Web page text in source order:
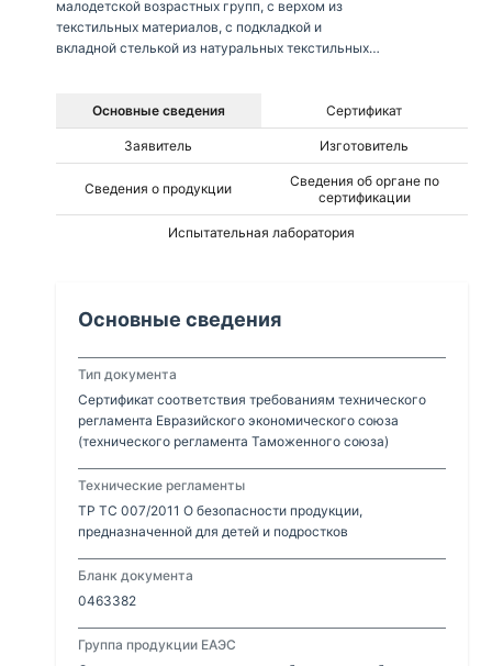
малодетской возрастных групп, с верхом из
текстильных материалов, с подкладкой и
вкладной стелькой из натуральных текстильных
метода крепления, с закрытой пяточной частью в
обуви для ясельной возрастной группы, с
фиксированной пяточной частью в обуви для
детей малодетской возрастной группы:
Основные сведения Сертификат
Заявитель Изготовитель
Сведения о продукции
Сведения об органе по
сертификации
Испытательная лаборатория
Основные сведения
Тип документа
Сертификат соответствия требованиям технического
регламента Евразийского экономического союза
(технического регламента Таможенного союза)
Технические регламенты
ТР ТС 007/2011 О безопасности продукции,
предназначенной для детей и подростков
Бланк документа
0463382
Группа продукции ЕАЭС